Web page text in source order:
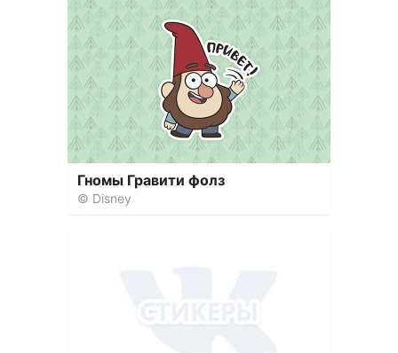
Гномы Гравити фолз
© Disney